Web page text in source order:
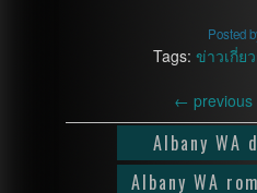
Posted
Tags: ข่าวเกี่ย
← previous
Albany WA
Albany WA